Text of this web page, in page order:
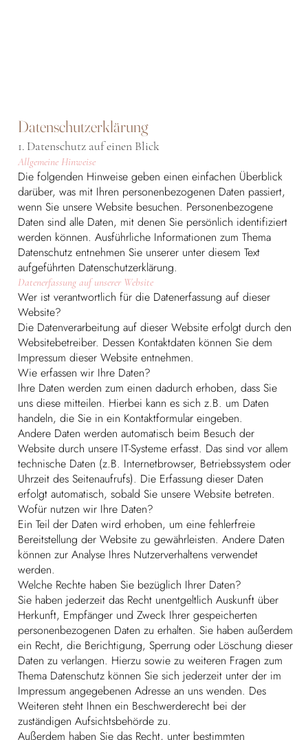
Datenschutzerklärung
1. Datenschutz auf einen Blick
Allgemeine Hinweise
Die folgenden Hinweise geben einen einfachen Überblick
darüber, was mit Ihren personenbezogenen Daten passiert,
wenn Sie unsere Website besuchen. Personenbezogene
Daten sind alle Daten, mit denen Sie persönlich identifiziert
werden können. Ausführliche Informationen zum Thema
Datenschutz entnehmen Sie unserer unter diesem Text
aufgeführten Datenschutzerklärung.
Datenerfassung auf unserer Website
Wer ist verantwortlich für die Datenerfassung auf dieser
Website?
Die Datenverarbeitung auf dieser Website erfolgt durch den
Websitebetreiber. Dessen Kontaktdaten können Sie dem
Impressum dieser Website entnehmen.
Wie erfassen wir Ihre Daten?
Ihre Daten werden zum einen dadurch erhoben, dass Sie
uns diese mitteilen. Hierbei kann es sich z.B. um Daten
handeln, die Sie in ein Kontaktformular eingeben.
Andere Daten werden automatisch beim Besuch der
Website durch unsere IT-Systeme erfasst. Das sind vor allem
technische Daten (z.B. Internetbrowser, Betriebssystem oder
Uhrzeit des Seitenaufrufs). Die Erfassung dieser Daten
erfolgt automatisch, sobald Sie unsere Website betreten.
Wofür nutzen wir Ihre Daten?
Ein Teil der Daten wird erhoben, um eine fehlerfreie
Bereitstellung der Website zu gewährleisten. Andere Daten
können zur Analyse Ihres Nutzerverhaltens verwendet
werden.
Welche Rechte haben Sie bezüglich Ihrer Daten?
Sie haben jederzeit das Recht unentgeltlich Auskunft über
Herkunft, Empfänger und Zweck Ihrer gespeicherten
personenbezogenen Daten zu erhalten. Sie haben außerdem
ein Recht, die Berichtigung, Sperrung oder Löschung dieser
Daten zu verlangen. Hierzu sowie zu weiteren Fragen zum
Thema Datenschutz können Sie sich jederzeit unter der im
Impressum angegebenen Adresse an uns wenden. Des
Weiteren steht Ihnen ein Beschwerderecht bei der
zuständigen Aufsichtsbehörde zu.
Außerdem haben Sie das Recht, unter bestimmten